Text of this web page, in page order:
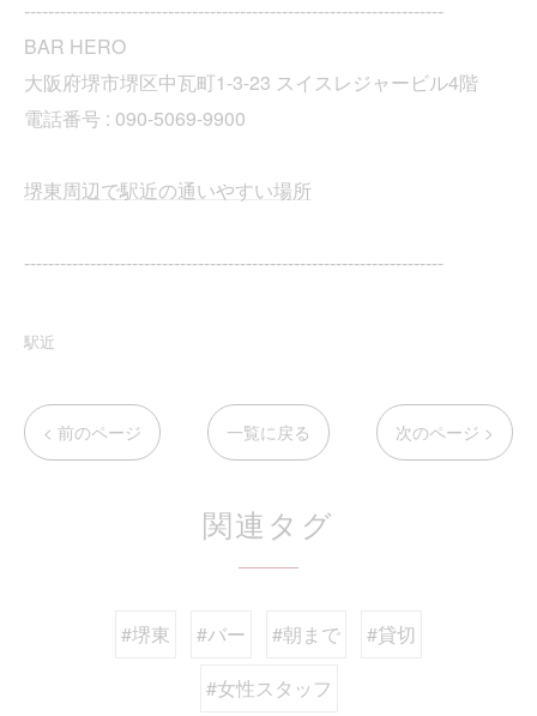
----------------------------------------------------------------------
BAR HERO
大阪府堺市堺区中瓦町1-3-23 スイスレジャービル4階
電話番号 : 090-5069-9900
堺東周辺で駅近の通いやすい場所
----------------------------------------------------------------------
駅近
< 前のページ 一覧に戻る 次のページ >
関連タグ
#堺東 #バー #朝まで
#貸切
#女性スタッフ